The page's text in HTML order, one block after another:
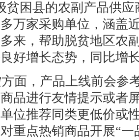
贫困县的农副产品供
万家采购单位，涵盖
来，帮助脱贫地区农
好增长态势，同比增
面，产品上线前会参
品进行友情提示或者
位推荐同类更低价或
重点热销商品开展“